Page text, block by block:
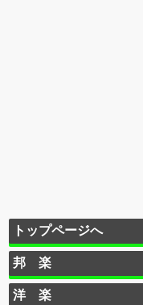
トップページへ
邦 楽
洋 楽